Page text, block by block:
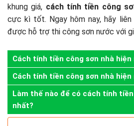
khung giá, cách tính tiền công
cực kì tốt. Ngay hôm nay, hãy
được hỗ trợ thi công sơn nước với
Cách tính tiền công sơn nhà hiện
Cách tính tiền công sơn nhà
Làm thế nào để có cách tính
nhất?